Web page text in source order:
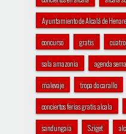
Ayuntamiento de Alcalá de
concurso gratis
sala amazonia agenda
malevaje tropa do carallo
conciertos ferias gratis alcala
sandungaia Sziget